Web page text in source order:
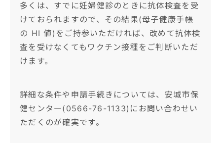
多くは、すでに妊婦健診のときに抗体検査を受
けておられますので、その結果(母子健康手帳
の HI 値)をご持参いただければ、改めて抗体検
査を受けなくてもワクチン接種をご判断いただ
けます。
詳細な条件や申請手続きについては、安城市保
健センター(0566-76-1133)にお問い合わせい
ただくのが確実です。